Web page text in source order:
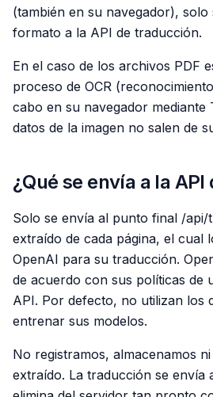
(también en su navegador),
formato a la API de traducción.
En el caso de los archivos PDF
proceso de OCR
cabo en su navegador mediante
datos de la imagen no salen de
¿Qué se envía a la
Solo se envía al punto final /api/
extraído de cada página, el cual
OpenAI para su traducción.
de acuerdo con sus políticas de
API. Por defecto, no utilizan los
entrenar sus modelos.
No registramos, almacenamos
extraído. La traducción se envía